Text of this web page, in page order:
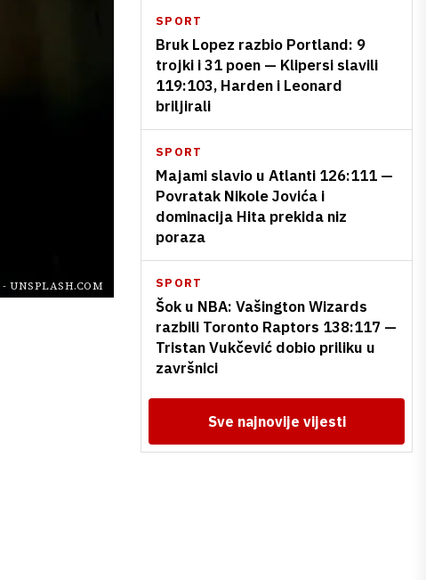
- UNSPLASH.COM
SPORT
Bruk Lopez razbio Portland: 9
trojki i 31 poen — Klipersi slavili
119:103, Harden i Leonard
briljirali
SPORT
Majami slavio u Atlanti 126:111 —
Povratak Nikole Jovića i
dominacija Hita prekida niz
poraza
SPORT
Šok u NBA: Vašington Wizards
razbili Toronto Raptors 138:117 —
Tristan Vukčević dobio priliku u
završnici
Sve najnovije vijesti